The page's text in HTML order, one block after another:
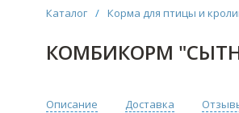
Каталог / Корма для птицы и
КОМБИКОРМ
Описание Доставка